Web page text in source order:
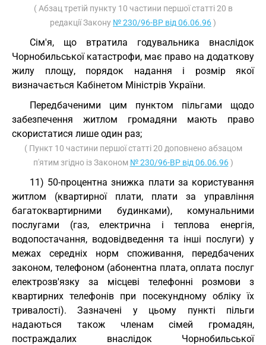
( Абзац третій пункту 10 частини першої статті 20 в
редакції Закону № 230/96-ВР від 06.06.96)
Сім'я, що втратила годувальника внаслідок
Чорнобильської катастрофи, має право на додаткову
жилу площу, порядок надання і розмір якої
визначається Кабінетом Міністрів України.
Передбаченими цим пунктом пільгами щодо
забезпечення житлом громадяни мають право
скористатися лише один раз;
( Пункт 10 частини першої статті 20 доповнено абзацом
п'ятим згідно із Законом № 230/96-ВР від 06.06.96)
11) 50-процентна знижка плати за користування
житлом (квартирної плати, плати за управління
багатоквартирними будинками), комунальними
послугами (газ, електрична і теплова енергія,
водопостачання, водовідведення та інші послуги) у
межах середніх норм споживання, передбачених
законом, телефоном (абонентна плата, оплата послуг
електрозв'язку за місцеві телефонні розмови з
квартирних телефонів при посекундному обліку їх
тривалості). Зазначені у цьому пункті пільги
надаються також членам сімей громадян,
постраждалих внаслідок Чорнобильської